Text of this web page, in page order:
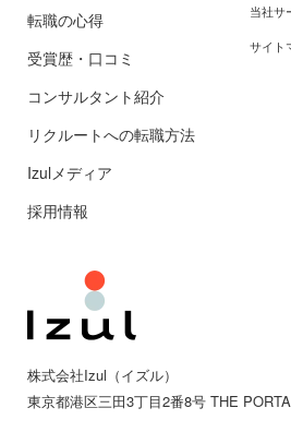
株式会社Izul（イズル）
東京都港区三田3丁目2番8号 THE
転職の心得
受賞歴・口コミ
コンサルタント紹介
リクルートへの転職方法
Izulメディア
採用情報
当社サ
サイト